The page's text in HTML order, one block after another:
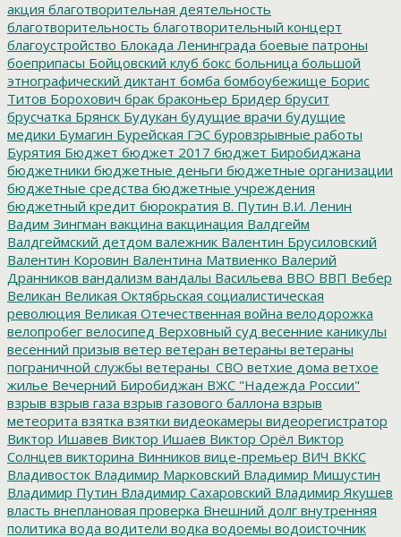
акция благотворительная деятельность
благотворительность благотворительный концерт
благоустройство Блокада Ленинграда боевые патроны
боеприпасы Бойцовский клуб бокс больница большой
этнографический диктант бомба бомбоубежище Борис
Титов Борохович брак браконьер Бридер брусит
брусчатка Брянск Будукан будущие врачи будущие
медики Бумагин Бурейская ГЭС буровзрывные работы
Бурятия Бюджет бюджет 2017 бюджет Биробиджана
бюджетники бюджетные деньги бюджетные организации
бюджетные средства бюджетные учреждения
бюджетный кредит бюрократия В. Путин В.И. Ленин
Вадим Зингман вакцина вакцинация Валдгейм
Валдгеймский детдом валежник Валентин Брусиловский
Валентин Коровин Валентина Матвиенко Валерий
Дранников вандализм вандалы Васильева ВВО ВВП Вебер
Великан Великая Октябрьская социалистическая
революция Великая Отечественная война велодорожка
велопробег велосипед Верховный суд весенние каникулы
весенний призыв ветер ветеран ветераны ветераны
пограничной службы ветераны_СВО ветхие дома ветхое
жилье Вечерний Биробиджан ВЖС "Надежда России"
взрыв взрыв газа взрыв газового баллона взрыв
метеорита взятка взятки видеокамеры видеорегистратор
Виктор Ишавев Виктор Ишаев Виктор Орёл Виктор
Солнцев викторина Винников вице-премьер ВИЧ ВККС
Владивосток Владимир Марковский Владимир Мишустин
Владимир Путин Владимир Сахаровский Владимир Якушев
власть внеплановая проверка Внешний долг внутренняя
политика вода водители водка водоемы водоисточник